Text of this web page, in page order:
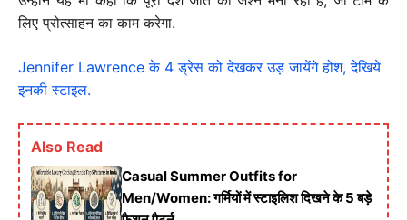
लिए प्रोत्साहन का काम करेगा.
Jennifer Lawrence के 4 ड्रेस को देखकर उड़ जायेंगे होश, देखिये
इनकी स्टाइल.
Also Read
Casual Summer Outfits for
Men/Women: गर्मियों में स्टाइलिश दिखने के 5 बड़े